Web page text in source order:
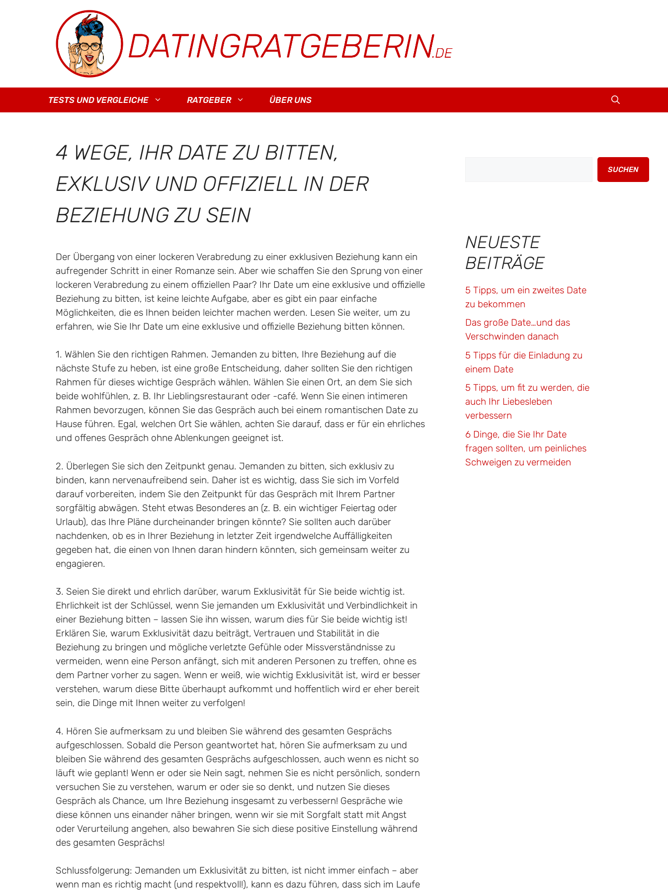
TESTS UND VERGLEICHE RATGEBER ÜBER UNS
4 WEGE, IHR DATE ZU BITTEN,
EXKLUSIV UND OFFIZIELL IN DER
BEZIEHUNG ZU SEIN
Der Übergang von einer lockeren Verabredung zu einer exklusiven Beziehung kann ein
aufregender Schritt in einer Romanze sein. Aber wie schaffen Sie den Sprung von einer
lockeren Verabredung zu einem offiziellen Paar? Ihr Date um eine exklusive und offizielle
Beziehung zu bitten, ist keine leichte Aufgabe, aber es gibt ein paar einfache
Möglichkeiten, die es Ihnen beiden leichter machen werden. Lesen Sie weiter, um zu
erfahren, wie Sie Ihr Date um eine exklusive und offizielle Beziehung bitten können.
1. Wählen Sie den richtigen Rahmen. Jemanden zu bitten, Ihre Beziehung auf die
nächste Stufe zu heben, ist eine große Entscheidung, daher sollten Sie den richtigen
Rahmen für dieses wichtige Gespräch wählen. Wählen Sie einen Ort, an dem Sie sich
beide wohlfühlen, z. B. Ihr Lieblingsrestaurant oder -café. Wenn Sie einen intimeren
Rahmen bevorzugen, können Sie das Gespräch auch bei einem romantischen Date zu
Hause führen. Egal, welchen Ort Sie wählen, achten Sie darauf, dass er für ein ehrliches
und offenes Gespräch ohne Ablenkungen geeignet ist.
2. Überlegen Sie sich den Zeitpunkt genau. Jemanden zu bitten, sich exklusiv zu
binden, kann nervenaufreibend sein. Daher ist es wichtig, dass Sie sich im Vorfeld
darauf vorbereiten, indem Sie den Zeitpunkt für das Gespräch mit Ihrem Partner
sorgfältig abwägen. Steht etwas Besonderes an (z. B. ein wichtiger Feiertag oder
Urlaub), das Ihre Pläne durcheinander bringen könnte? Sie sollten auch darüber
nachdenken, ob es in Ihrer Beziehung in letzter Zeit irgendwelche Auffälligkeiten
gegeben hat, die einen von Ihnen daran hindern könnten, sich gemeinsam weiter zu
engagieren.
3. Seien Sie direkt und ehrlich darüber, warum Exklusivität für Sie beide wichtig ist.
Ehrlichkeit ist der Schlüssel, wenn Sie jemanden um Exklusivität und Verbindlichkeit in
einer Beziehung bitten – lassen Sie ihn wissen, warum dies für Sie beide wichtig ist!
Erklären Sie, warum Exklusivität dazu beiträgt, Vertrauen und Stabilität in die
Beziehung zu bringen und mögliche verletzte Gefühle oder Missverständnisse zu
vermeiden, wenn eine Person anfängt, sich mit anderen Personen zu treffen, ohne es
dem Partner vorher zu sagen. Wenn er weiß, wie wichtig Exklusivität ist, wird er besser
verstehen, warum diese Bitte überhaupt aufkommt und hoffentlich wird er eher bereit
sein, die Dinge mit Ihnen weiter zu verfolgen!
4. Hören Sie aufmerksam zu und bleiben Sie während des gesamten Gesprächs
aufgeschlossen. Sobald die Person geantwortet hat, hören Sie aufmerksam zu und
bleiben Sie während des gesamten Gesprächs aufgeschlossen, auch wenn es nicht so
läuft wie geplant! Wenn er oder sie Nein sagt, nehmen Sie es nicht persönlich, sondern
versuchen Sie zu verstehen, warum er oder sie so denkt, und nutzen Sie dieses
Gespräch als Chance, um Ihre Beziehung insgesamt zu verbessern! Gespräche wie
diese können uns einander näher bringen, wenn wir sie mit Sorgfalt statt mit Angst
oder Verurteilung angehen, also bewahren Sie sich diese positive Einstellung während
des gesamten Gesprächs!
Schlussfolgerung: Jemanden um Exklusivität zu bitten, ist nicht immer einfach – aber
wenn man es richtig macht (und respektvoll!), kann es dazu führen, dass sich im Laufe
SUCHEN
NEUESTE
BEITRÄGE
5 Tipps, um ein zweites Date
zu bekommen
Das große Date…und das
Verschwinden danach
5 Tipps für die Einladung zu
einem Date
5 Tipps, um fit zu werden, die
auch Ihr Liebesleben
verbessern
6 Dinge, die Sie Ihr Date
fragen sollten, um peinliches
Schweigen zu vermeiden